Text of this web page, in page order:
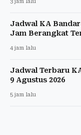
Jadwal KA
Jam Berangkat
4 jam lalu
Jadwal Terbaru
9 Agustus 2026
5 jam lalu